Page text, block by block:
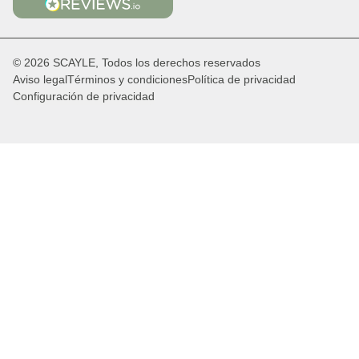
© 2026 SCAYLE, Todos los derechos reservados
Aviso legalTérminos y condicionesPolítica de privacidad
Configuración de privacidad